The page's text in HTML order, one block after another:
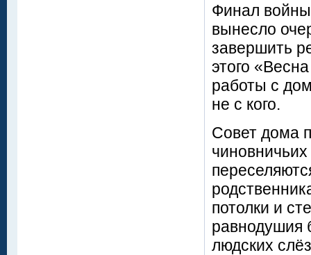
Финал
вынесло
завершить
этого
работы с
не с кого.
Совет дома
потолки и
равнодушия
людских